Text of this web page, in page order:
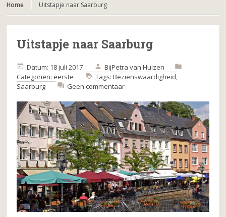
Home Uitstapje naar Saarburg
Uitstapje naar Saarburg
Datum: 18 juli 2017 BijPetra van Huizen
Categorien: eerste Tags:Bezienswaardigheid,
Saarburg
Geen commentaar